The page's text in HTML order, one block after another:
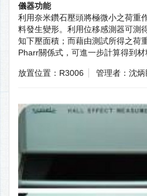
儀器功能
利用奈米鑽石壓頭將極微小之荷重
料發生變形。利用位移感測器可測
知下壓面積；而藉由測試所得之荷
Pharr關係式，可進一步計算得到材
放置位置：R3006 管理者：沈炳